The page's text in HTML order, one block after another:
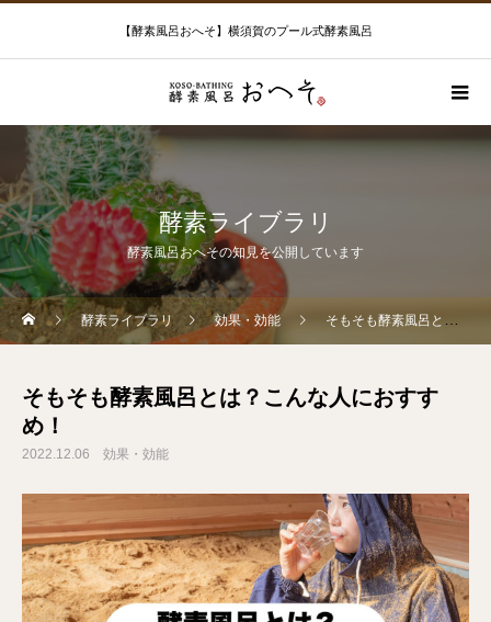
【酵素風呂おへそ】横須賀のプール式酵素風呂
酵素ライブラリ
酵素風呂おへその知見を公開しています
酵素ライブラリ 効果・効能 そもそも酵素風呂とは？こんな人におすすめ！
そもそも酵素風呂とは？こんな人におすす
め！
2022.12.06 効果・効能